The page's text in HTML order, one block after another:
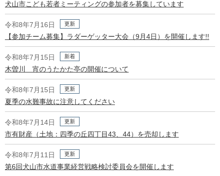
犬山市こども若者ミーティングの参加者を募集しています
令和8年7月16日 更新
【参加チーム募集】ラダーゲッター大会（9月4日）を開催します!!
令和8年7月15日 新着
木曽川 宵のうたかた亭の開催について
令和8年7月15日 更新
夏季の水難事故に注意してください
令和8年7月14日 更新
市有財産（土地：四季の丘四丁目43、44）を売却します
令和8年7月11日 更新
第6回犬山市水道事業経営戦略検討委員会を開催します